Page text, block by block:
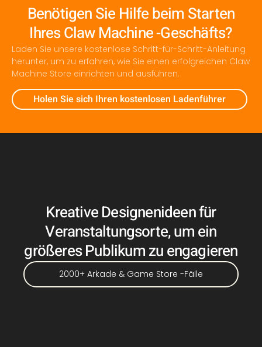
Benötigen Sie Hilfe beim Starten
Ihres Claw Machine -Geschäfts?
Laden Sie unsere kostenlose Schritt-für-Schritt-Anleitung
herunter, um zu erfahren, wie Sie einen erfolgreichen Claw
Machine Store einrichten und ausführen.
Holen Sie sich Ihren kostenlosen Ladenführer
Kreative Designenideen für
Veranstaltungsorte, um ein
größeres Publikum zu engagieren
2000+ Arkade & Game Store -Fälle